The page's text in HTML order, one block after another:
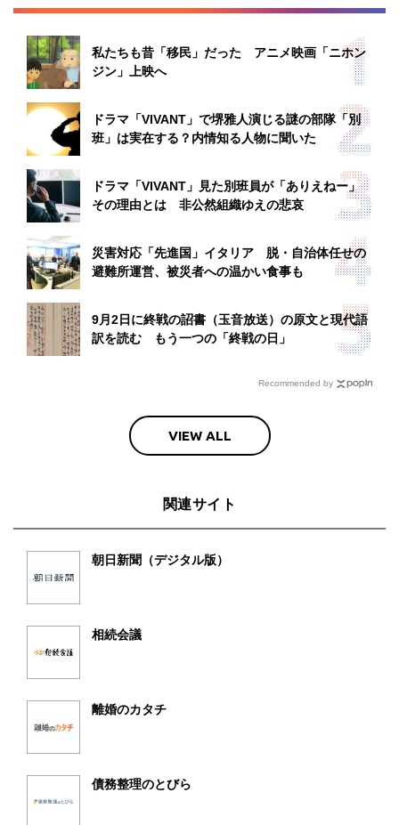
私たちも昔「移民」だった アニメ映画「ニホン
ジン」上映へ
ドラマ「VIVANT」で堺雅人演じる謎の部隊「別
班」は実在する？内情知る人物に聞いた
ドラマ「VIVANT」見た別班員が「ありえねー」
その理由とは 非公然組織ゆえの悲哀
災害対応「先進国」イタリア 脱・自治体任せの
避難所運営、被災者への温かい食事も
9月2日に終戦の詔書（玉音放送）の原文と現代語
訳を読む もう一つの「終戦の日」
Recommended by
VIEW ALL
関連サイト
朝日新聞（デジタル版）
相続会議
離婚のカタチ
債務整理のとびら